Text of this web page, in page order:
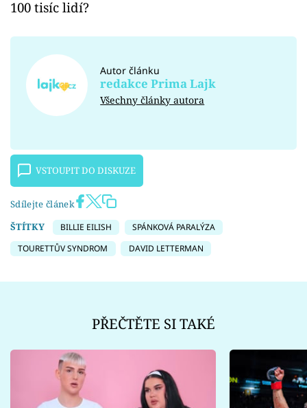
100 tisíc lidí?
Autor článku
redakce Prima Lajk
Všechny články autora
VSTOUPIT DO DISKUZE
Sdílejte článek
ŠTÍTKY
BILLIE EILISH
SPÁNKOVÁ PARALÝZA
TOURETTŮV SYNDROM
DAVID LETTERMAN
PŘEČTĚTE SI TAKÉ